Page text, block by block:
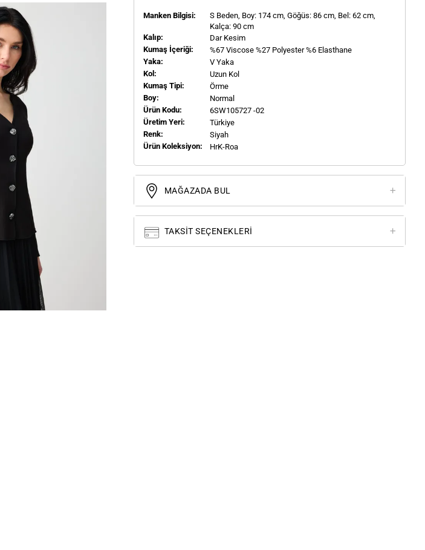
Manken Bilgisi: S Beden, Boy: 174 cm, Göğüs: 86 cm, Bel: 62 cm,
Kalça: 90 cm
Kalıp:
Dar Kesim
Kumaş İçeriği:
%67 Viscose %27 Polyester %6 Elasthane
Yaka:
V Yaka
Kol:
Uzun Kol
Kumaş Tipi:
Örme
Boy:
Normal
Ürün Kodu:
6SW105727 -02
Üretim Yeri:
Türkiye
Renk:
Siyah
Ürün Koleksiyon:
HrK-Roa
MAĞAZADA BUL
TAKSIT SEÇENEKLERI